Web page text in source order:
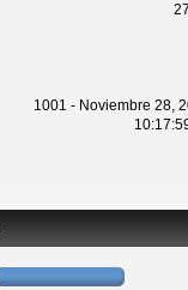
1001 - Noviembre 28,